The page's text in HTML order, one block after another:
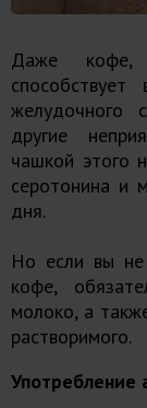
Даже кофе,
желудочного
другие
чашкой этого
серотонина и
дня.
Но если вы не
кофе,
молоко, а
растворимого.
Употребление